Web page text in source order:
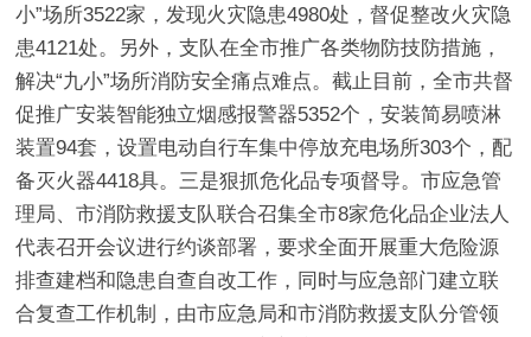
小”场所3522家，发现火灾隐患4980处，督促整改火灾隐
患4121处。另外，支队在全市推广各类物防技防措施，
解决“九小”场所消防安全痛点难点。截止目前，全市共督
促推广安装智能独立烟感报警器5352个，安装简易喷淋
装置94套，设置电动自行车集中停放充电场所303个，配
备灭火器4418具。 三是狠抓危化品专项督导。市应急管
理局、市消防救援支队联合召集全市8家危化品企业法人
代表召开会议进行约谈部署，要求全面开展重大危险源
排查建档和隐患自查自改工作，同时与应急部门建立联
合复查工作机制，由市应急局和市消防救援支队分管领